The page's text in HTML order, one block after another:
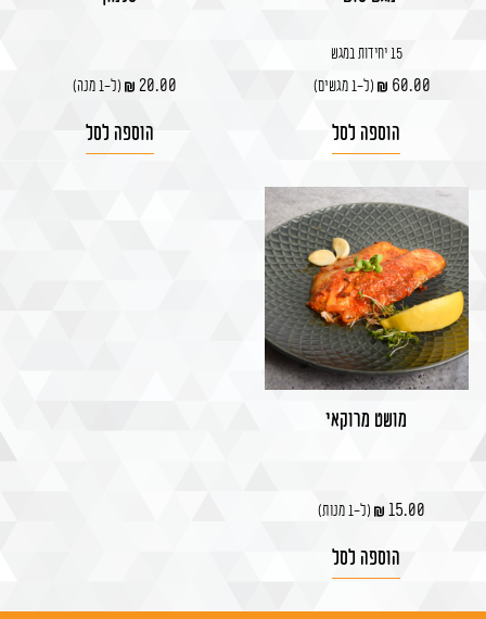
15 יחידות במגש
60.00 (ל-1 מגשים)
הוספה לסל
20.00 (ל-1 מנה)
הוספה לסל
מושט מרוקאי
15.00 (ל-1 מנות)
הוספה לסל